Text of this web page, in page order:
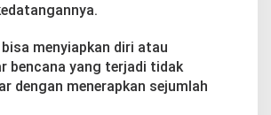
i
menyiapkan diri atau
bencana yang terjadi tidak
dengan menerapkan sejumlah